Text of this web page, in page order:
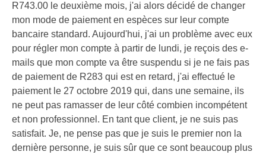
R743.00 le deuxième mois, j'ai alors décidé de changer
mon mode de paiement en espèces sur leur compte
bancaire standard. Aujourd'hui, j'ai un problème avec eux
pour régler mon compte à partir de lundi, je reçois des e-
mails que mon compte va être suspendu si je ne fais pas
de paiement de R283 qui est en retard, j'ai effectué le
paiement le 27 octobre 2019 qui, dans une semaine, ils
ne peut pas ramasser de leur côté combien incompétent
et non professionnel. En tant que client, je ne suis pas
satisfait. Je, ne pense pas que je suis le premier non la
dernière personne, je suis sûr que ce sont beaucoup plus